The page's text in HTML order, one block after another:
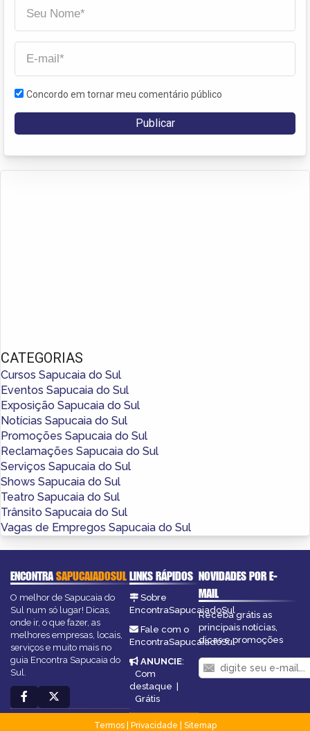
Concordo em tornar meu comentário público
CATEGORIAS
Cursos Sapucaia do Sul
Eventos Sapucaia do Sul
Exposição Sapucaia do Sul
Notícias Sapucaia do Sul
Promoções Sapucaia do Sul
Reclamações Sapucaia do Sul
Serviços Sapucaia do Sul
Shows Sapucaia do Sul
Teatro Sapucaia do Sul
Trânsito Sapucaia do Sul
Vagas de Empregos Sapucaia do Sul
ENCONTRASAPUCAIADOSUL
O melhor de Sapucaia do
Sul num só lugar! Dicas,
onde ir, o que fazer, as
melhores empresas, locais,
serviços e muito mais no
guia Encontra Sapucaia do
Sul.
LINKS RÁPIDOS
Sobre
EncontraSapucaiadoSul
Fale com o
EncontraSapucaiadoSul
ANUNCIE:
Com
destaque |
Grátis
NOVIDADES POR E-
MAIL
Receba grátis as
principais notícias,
dicas e promoções
Termos| Privacidade
Sitemap